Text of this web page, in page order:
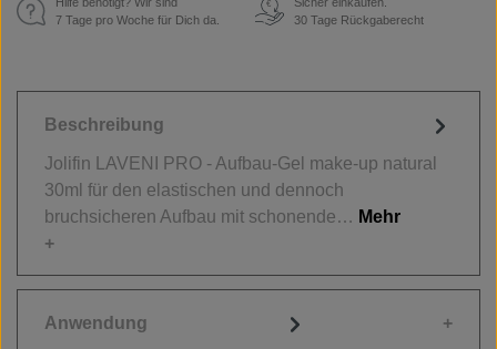
7 Tage pro Woche für Dich da.
€
30 Tage Rückgaberecht
Beschreibung
Jolifin LAVENI PRO - Aufbau-Gel make-up natural
30ml für den elastischen und dennoch
bruchsicheren Aufbau mit schonende… Mehr
Anwendung